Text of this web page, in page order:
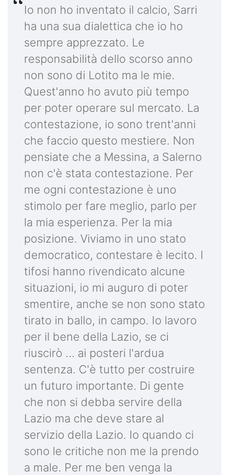
Io non ho inventato il calcio, Sarri
ha una sua dialettica che io ho
sempre apprezzato. Le
responsabilità dello scorso anno
non sono di Lotito ma le mie.
Quest'anno ho avuto più tempo
per poter operare sul mercato. La
contestazione, io sono trent'anni
che faccio questo mestiere. Non
pensiate che a Messina, a Salerno
non c'è stata contestazione. Per
me ogni contestazione è uno
stimolo per fare meglio, parlo per
la mia esperienza. Per la mia
posizione. Viviamo in uno stato
democratico, contestare è lecito. I
tifosi hanno rivendicato alcune
situazioni, io mi auguro di poter
smentire, anche se non sono stato
tirato in ballo, in campo. Io lavoro
per il bene della Lazio, se ci
riuscirò … ai posteri l'ardua
sentenza. C'è tutto per costruire
un futuro importante. Di gente
che non si debba servire della
Lazio ma che deve stare al
servizio della Lazio. Io quando ci
sono le critiche non me la prendo
a male. Per me ben venga la